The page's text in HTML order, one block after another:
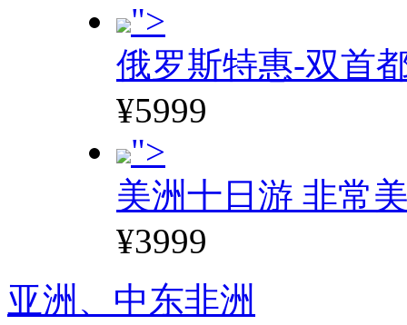
">
俄罗斯特惠-双首
¥5999
">
美洲十日游 非常
¥3999
亚洲、 中东非洲